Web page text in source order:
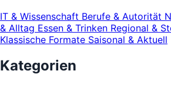
IT & Wissenschaft Berufe & Autorität
& Alltag Essen & Trinken Regional &
Klassische Formate Saisonal & Aktuell
Kategorien